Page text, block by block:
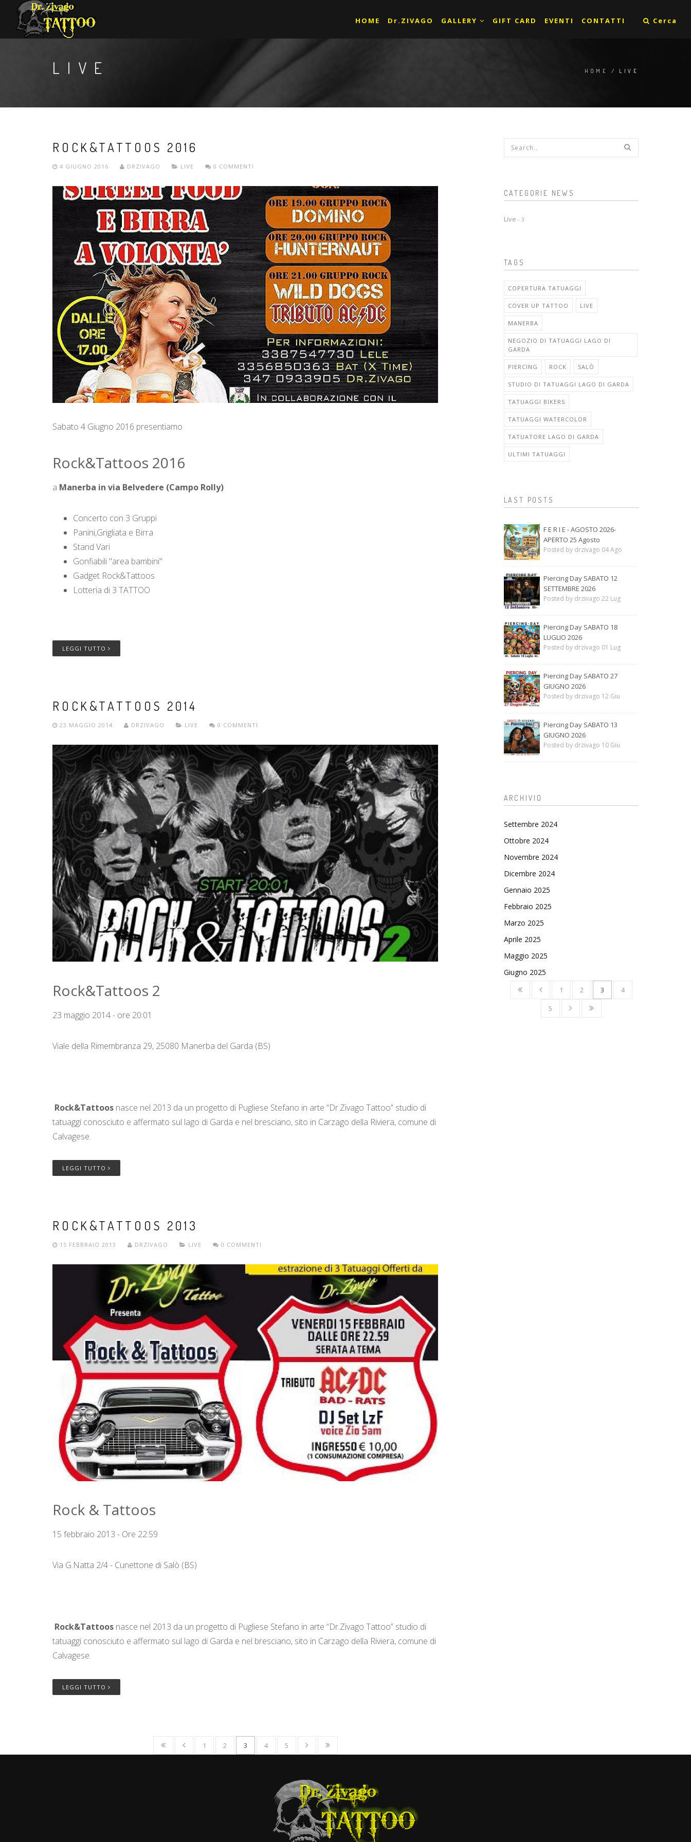
HOME Dr.ZIVAGO GALLERY GIFT CARD EVENTI CONTATTI Cerca
LIVE HOME / LIVE
ROCK&TATTOOS 2016
4 GIUGNO 2016 DRZIVAGO LIVE 0 COMMENTI
Sabato 4 Giugno 2016 presentiamo
Rock&Tattoos 2016
a Manerba in via Belvedere (Campo Rolly)
Concerto con 3 Gruppi
Panini,Grigliata e Birra
Stand Vari
Gonfiabili "area bambini"
Gadget Rock&Tattoos
Lotteria di 3 TATTOO
LEGGI TUTTO
ROCK&TATTOOS 2014
23 MAGGIO 2014 DRZIVAGO LIVE 0 COMMENTI
Rock&Tattoos 2
23 maggio 2014 - ore 20:01
Viale della Rimembranza 29, 25080 Manerba del Garda (BS)
Rock&Tattoos nasce nel 2013 da un progetto di Pugliese Stefano in arte “Dr.Zivago Tattoo” studio di
tatuaggi conosciuto e affermato sul lago di Garda e nel bresciano, sito in Carzago della Riviera, comune di
Calvagese.
LEGGI TUTTO
ROCK&TATTOOS 2013
15 FEBBRAIO 2013 DRZIVAGO LIVE 0 COMMENTI
Rock & Tattoos
15 febbraio 2013 - Ore 22:59
Via G.Natta 2/4 - Cunettone di Salò (BS)
Rock&Tattoos nasce nel 2013 da un progetto di Pugliese Stefano in arte “Dr.Zivago Tattoo” studio di
tatuaggi conosciuto e affermato sul lago di Garda e nel bresciano, sito in Carzago della Riviera, comune di
Calvagese.
LEGGI TUTTO
1 2 3 4 5
Form di ricerca
CATEGORIE NEWS
Live - 3
TAGS
COPERTURA TATUAGGI
COVER UP TATTOO LIVE
MANERBA
NEGOZIO DI TATUAGGI LAGO DI
GARDA
PIERCING ROCK SALÒ
STUDIO DI TATUAGGI LAGO DI GARDA
TATUAGGI BIKERS
TATUAGGI WATERCOLOR
TATUATORE LAGO DI GARDA
ULTIMI TATUAGGI
LAST POSTS
F E R I E - AGOSTO 2026-
APERTO 25 Agosto
Posted by drzivago 04 Ago
Piercing Day SABATO 12
SETTEMBRE 2026
Posted by drzivago 22 Lug
Piercing Day SABATO 18
LUGLIO 2026
Posted by drzivago 01 Lug
Piercing Day SABATO 27
GIUGNO 2026
Posted by drzivago 12 Giu
Piercing Day SABATO 13
GIUGNO 2026
Posted by drzivago 10 Giu
ARCHIVIO
Settembre 2024
Ottobre 2024
Novembre 2024
Dicembre 2024
Gennaio 2025
Febbraio 2025
Marzo 2025
Aprile 2025
Maggio 2025
Giugno 2025
1 2 3
4
5